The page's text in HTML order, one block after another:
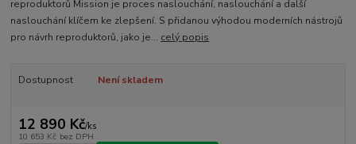
reproduktorů Mission je proces naslouchání, naslouchání a další
naslouchání klíčem ke zlepšení. S přidanou výhodou moderních nástrojů
pro návrh reproduktorů, jako je... celý popis
Dostupnost Není skladem
12 890 Kč/ks
10 653 Kč bez DPH